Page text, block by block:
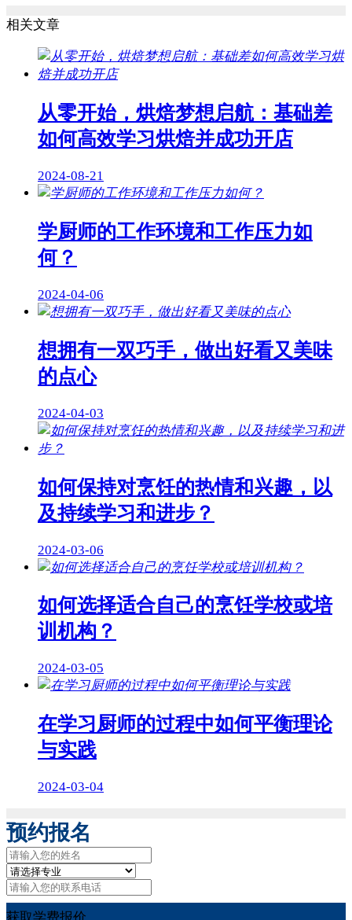
相关文章
从零开始，烘焙梦想启航：基础差
如何高效学习烘焙并成功开店
2024-08-21
学厨师的工作环境和工作压力如
何？
2024-04-06
想拥有一双巧手，做出好看又美味
的点心
2024-04-03
如何保持对烹饪的热情和兴趣，以
及持续学习和进步？
2024-03-06
如何选择适合自己的烹饪学校或培
训机构？
2024-03-05
在学习厨师的过程中如何平衡理论
与实践
2024-03-04
预约报名